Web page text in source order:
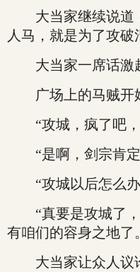
大当家继续说道
人马，就是为了攻破
大当家一席话激
广场上的马贼开
“攻城，疯了吧，
“是啊，剑宗肯定
“攻城以后怎么办
“真要是攻城了，
有咱们的容身之地了
大当家让众人议